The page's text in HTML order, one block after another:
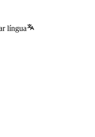
língua